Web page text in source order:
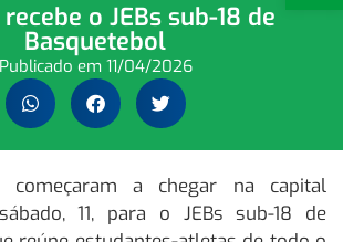
o JEBs sub-18 de
Basquetebol
Publicado em 11/04/2026
começaram a chegar na capital
11, para o JEBs sub-18 de